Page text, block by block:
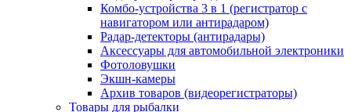
Комбо-устройства 3 в 1 (регистратор с
навигатором или антирадаром)
Радар-детекторы (антирадары)
Аксессуары для автомобильной электроники
Фотоловушки
Экшн-камеры
Архив товаров (видеорегистраторы)
Товары для рыбалки